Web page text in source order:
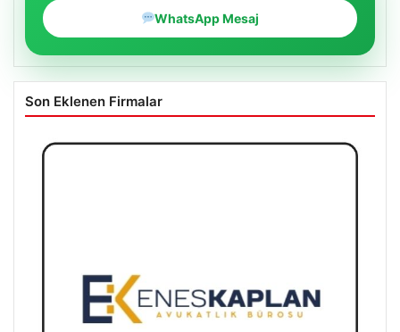
WhatsApp Mesaj
Son Eklenen Firmalar